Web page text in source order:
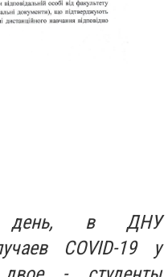
день, в ДНУ
COVID-19 у